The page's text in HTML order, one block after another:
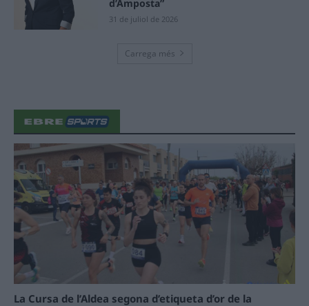
d’Amposta”
31 de juliol de 2026
Carrega més
La Cursa de l’Aldea segona d’etiqueta d’or de la